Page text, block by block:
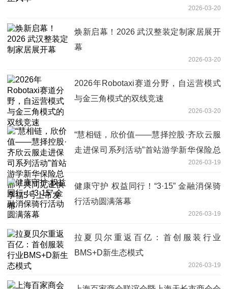
2026-03-20
焕新启幕！2026 武汉整装定制家居展开
幕
2026-03-20
2026年Robotaxi赛道分野，自运营模式
与金三角模式的双线竞速
2026-03-20
“慧相链，欣价值——慧择控股·齐欣云服
走进保司系列活动”首站游学新华保险总
部，共同见证快享福5号上市发布2026-03-19
健康守护 权益同行！“3·15” 金融消保骑
行活动圆满落幕
2026-03-19
拉夏贝尔重返百亿：首创服装行业
BMS+D新生态模式
2026-03-19